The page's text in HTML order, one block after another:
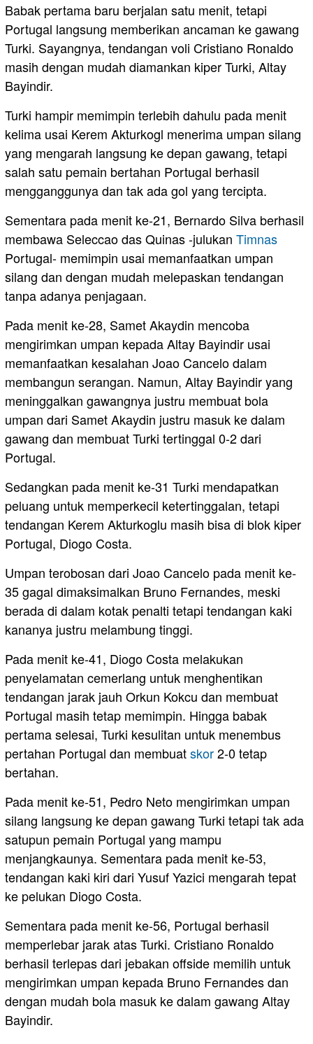
Babak pertama baru berjalan satu menit, tetapi
Portugal langsung memberikan ancaman ke gawang
Turki. Sayangnya, tendangan voli Cristiano Ronaldo
masih dengan mudah diamankan kiper Turki, Altay
Bayindir.
Turki hampir memimpin terlebih dahulu pada menit
kelima usai Kerem Akturkogl menerima umpan silang
yang mengarah langsung ke depan gawang, tetapi
salah satu pemain bertahan Portugal berhasil
mengganggunya dan tak ada gol yang tercipta.
Sementara pada menit ke-21, Bernardo Silva berhasil
membawa Seleccao das Quinas -julukan Timnas
Portugal- memimpin usai memanfaatkan umpan
silang dan dengan mudah melepaskan tendangan
tanpa adanya penjagaan.
Pada menit ke-28, Samet Akaydin mencoba
mengirimkan umpan kepada Altay Bayindir usai
memanfaatkan kesalahan Joao Cancelo dalam
membangun serangan. Namun, Altay Bayindir yang
meninggalkan gawangnya justru membuat bola
umpan dari Samet Akaydin justru masuk ke dalam
gawang dan membuat Turki tertinggal 0-2 dari
Portugal.
Sedangkan pada menit ke-31 Turki mendapatkan
peluang untuk memperkecil ketertinggalan, tetapi
tendangan Kerem Akturkoglu masih bisa di blok kiper
Portugal, Diogo Costa.
Umpan terobosan dari Joao Cancelo pada menit ke-
35 gagal dimaksimalkan Bruno Fernandes, meski
berada di dalam kotak penalti tetapi tendangan kaki
kananya justru melambung tinggi.
Pada menit ke-41, Diogo Costa melakukan
penyelamatan cemerlang untuk menghentikan
tendangan jarak jauh Orkun Kokcu dan membuat
Portugal masih tetap memimpin. Hingga babak
pertama selesai, Turki kesulitan untuk menembus
pertahan Portugal dan membuatskor2-0 tetap
bertahan.
Pada menit ke-51, Pedro Neto mengirimkan umpan
silang langsung ke depan gawang Turki tetapi tak ada
satupun pemain Portugal yang mampu
menjangkaunya. Sementara pada menit ke-53,
tendangan kaki kiri dari Yusuf Yazici mengarah tepat
ke pelukan Diogo Costa.
Sementara pada menit ke-56, Portugal berhasil
memperlebar jarak atas Turki. Cristiano Ronaldo
berhasil terlepas dari jebakan offside memilih untuk
mengirimkan umpan kepada Bruno Fernandes dan
dengan mudah bola masuk ke dalam gawang Altay
Bayindir.